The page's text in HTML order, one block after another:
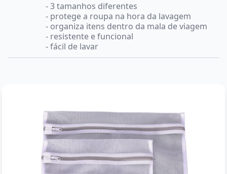
- 3 tamanhos diferentes
- protege a roupa na hora da lavagem
- organiza itens dentro da mala de viagem
- resistente e funcional
- fácil de lavar